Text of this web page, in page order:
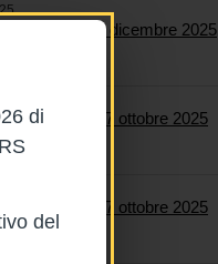
di
del
n.1622 del 1 dicembre 2025
n.1561 del 27 ottobre 2025
n.1558 del 27 ottobre 2025